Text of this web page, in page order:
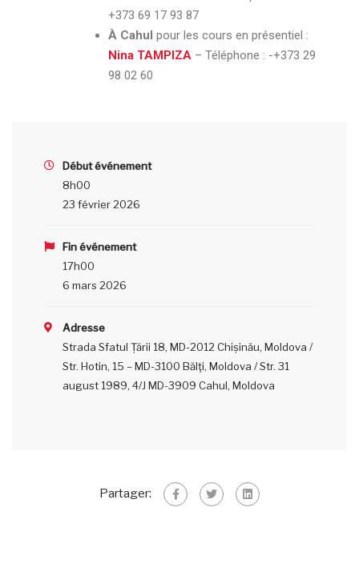
+373 69 17 93 87
À Cahul pour les cours en présentiel :
Nina TAMPIZA – Téléphone : -+373 29
98 02 60
Début événement
8h00
23 février 2026
Fin événement
17h00
6 mars 2026
Adresse
Strada Sfatul Țării 18, MD-2012 Chișinău, Moldova /
Str. Hotin, 15 – MD-3100 Bălţi, Moldova / Str. 31
august 1989, 4/J MD-3909 Cahul, Moldova
Partager: